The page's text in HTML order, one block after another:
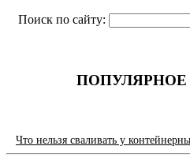
Поиск по сайту:
ПОПУЛЯРНОЕ
Что нельзя сваливать у